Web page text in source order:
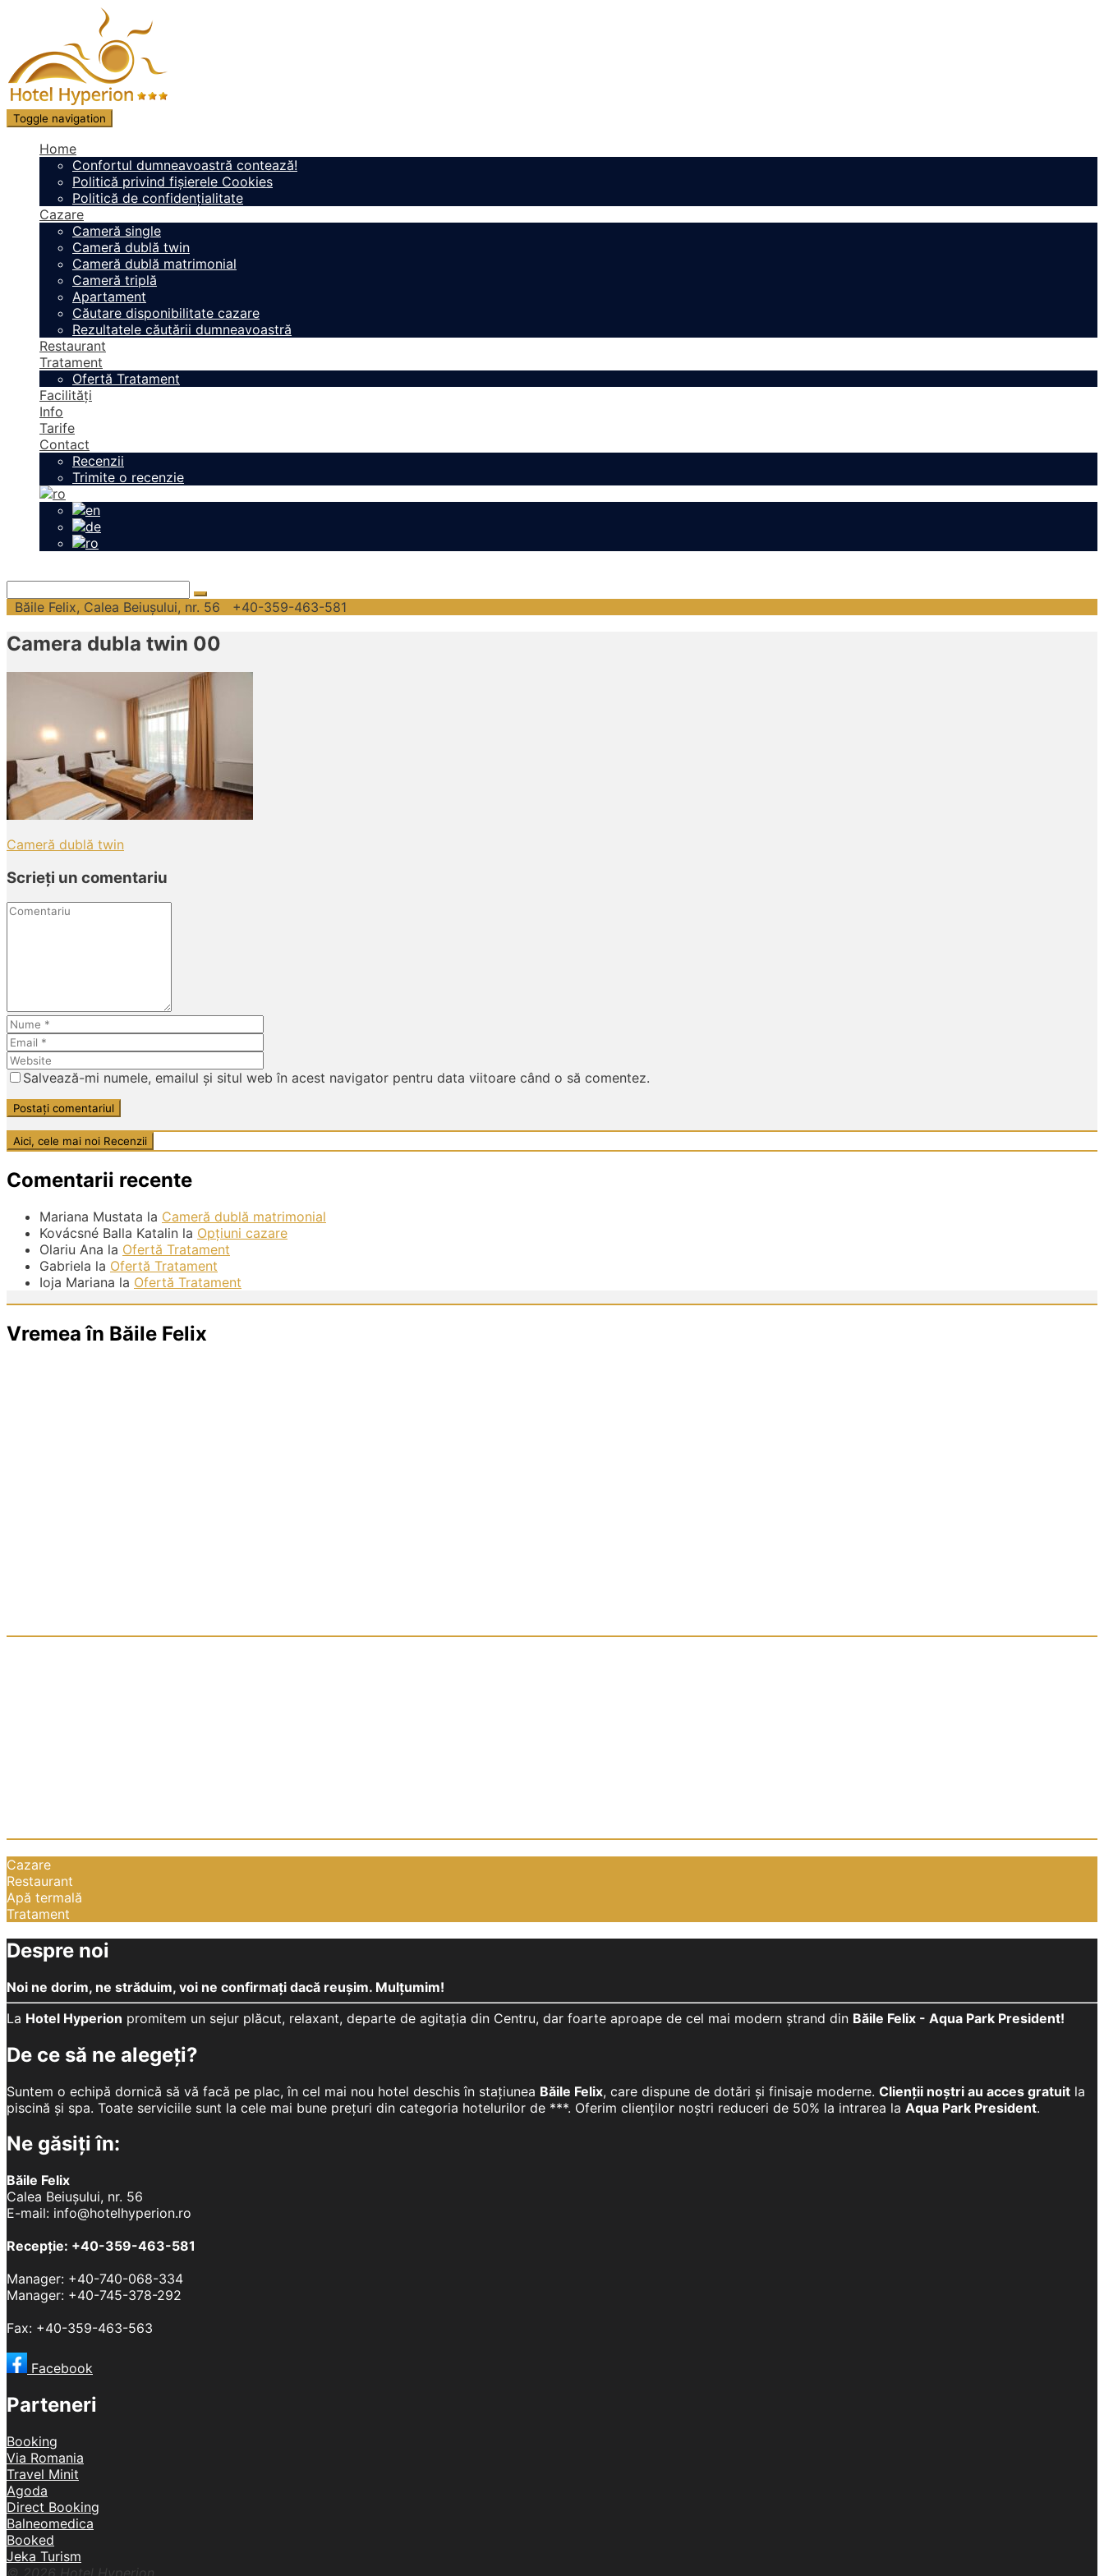
Toggle navigation
Home
Confortul dumneavoastră contează!
Politică privind fișierele Cookies
Politică de confidențialitate
Cazare
Cameră single
Cameră dublă twin
Cameră dublă matrimonial
Cameră triplă
Apartament
Căutare disponibilitate cazare
Rezultatele căutării dumneavoastră
Restaurant
Tratament
Ofertă Tratament
Facilități
Info
Tarife
Contact
Recenzii
Trimite o recenzie
Băile Felix, Calea Beiușului, nr. 56 +40-359-463-581
Camera dubla twin 00
Post
Cameră dublă twin
Scrieți un comentariu
Comentariu
Nume
Email
Website
Salvează-mi numele, emailul și situl web în acest navigator pentru data viitoare când o să comentez.
Comentarii recente
Mariana Mustata la Cameră dublă matrimonial
Kovácsné Balla Katalin la Opțiuni cazare
Olariu Ana la Ofertă Tratament
Gabriela la Ofertă Tratament
Ioja Mariana la Ofertă Tratament
Vremea în Băile Felix
Cazare
Restaurant
Apă termală
Tratament
Despre noi
Noi ne dorim, ne străduim, voi ne confirmați dacă reușim. Mulțumim!
La Hotel Hyperion promitem un sejur plăcut, relaxant, departe de agitația din Centru, dar foarte aproape de cel mai modern ștrand din Băile Felix - Aqua Park President!
De ce să ne alegeți?
Suntem o echipă dornică să vă facă pe plac, în cel mai nou hotel deschis în stațiunea Băile Felix, care dispune de dotări și finisaje moderne. Clienții noștri au acces gratuit la
piscină și spa. Toate serviciile sunt la cele mai bune prețuri din categoria hotelurilor de ***. Oferim clienților noștri reduceri de 50% la intrarea la Aqua Park President.
Ne găsiți în:
Băile Felix
Calea Beiușului, nr. 56
E-mail: info@hotelhyperion.ro
Recepție: +40-359-463-581
Manager: +40-740-068-334
Manager: +40-745-378-292
Fax: +40-359-463-563
Facebook
Parteneri
Booking
Via Romania
Travel Minit
Agoda
Direct Booking
Balneomedica
Booked
Jeka Turism